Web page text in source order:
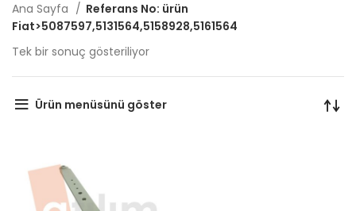
Ana Sayfa
Referans No: ürün
Fiat>5087597,5131564,5158928,5161564
Tek bir sonuç gösteriliyor
Ürün menüsünü göster